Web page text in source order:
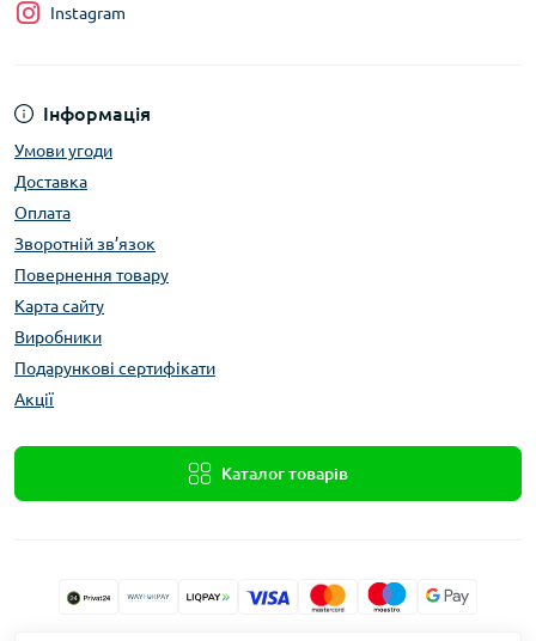
Інформація
Умови угоди
Доставка
Оплата
Зворотній зв’язок
Повернення товару
Карта сайту
Виробники
Подарункові сертифікати
Акції
Каталог товарів
Instagram